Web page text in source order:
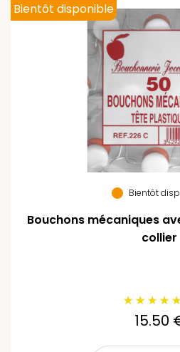
Bientôt
Bouchons mécaniques
collier
15.50
Bientôt disponible